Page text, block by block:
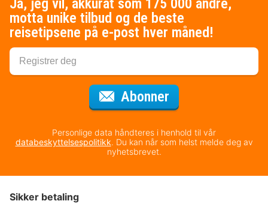
Ja, jeg vil, akkurat som 175 000 andre,
motta unike tilbud og de beste
reisetipsene på e-post hver måned!
Abonner
Personlige data håndteres i henhold til vår
databeskyttelsespolitikk. Du kan når som helst melde deg av
nyhetsbrevet.
Sikker betaling